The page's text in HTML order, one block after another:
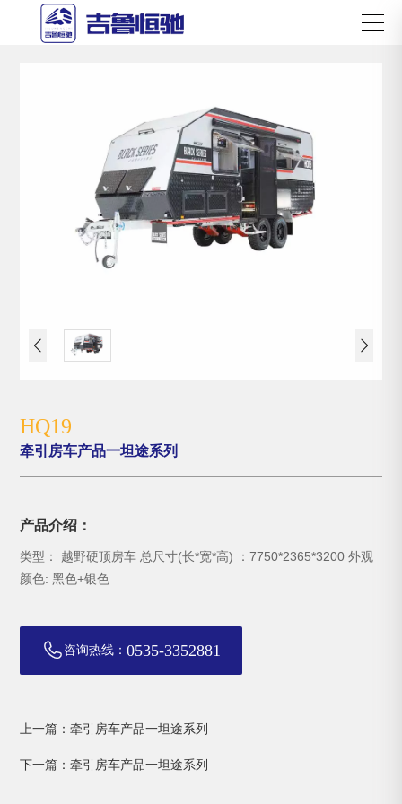
HQ19
牵引房车产品一坦途系列
产品介绍：
类型： 越野硬顶房车 总尺寸(长*宽*高) ：7750*2365*3200 外观
颜色: 黑色+银色
咨询热线： 0535-3352881
上一篇：牵引房车产品一坦途系列
下一篇：牵引房车产品一坦途系列